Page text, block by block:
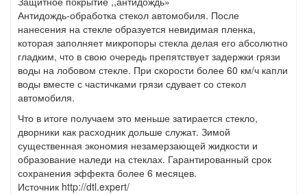
Антидождь-обработка стекол автомобиля. После
нанесения на стекле образуется невидимая пленка,
которая заполняет микропоры стекла делая его абсолютно
гладким, что в свою очередь препятствует задержки грязи
воды на лобовом стекле. При скорости более 60 км/ч капли
воды вместе с частичками грязи сдувает со стекол
автомобиля.
Что в итоге получаем это меньше затирается стекло,
дворники как расходник дольше служат. Зимой
существенная экономия незамерзающей жидкости и
образование наледи на стеклах. Гарантированный срок
сохранения эффекта более 6 месяцев.
Источник http://dtl.expert/